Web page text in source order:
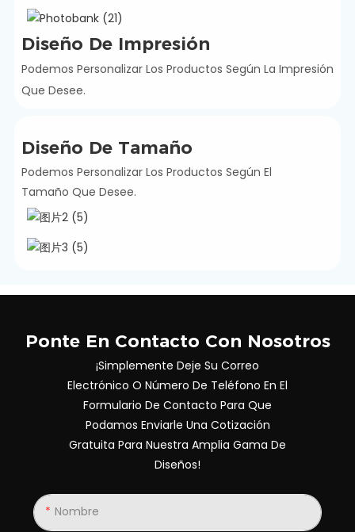
Diseño De Impresión
Podemos Personalizar Los Productos Según La Impresión
Que Desee.
Diseño De Tamaño
Podemos Personalizar Los Productos Según El
Tamaño Que Desee.
Ponte En Contacto Con Nosotros
¡Simplemente Deje Su Correo
Electrónico O Número De Teléfono En El
Formulario De Contacto Para Que
Podamos Enviarle Una Cotización
Gratuita Para Nuestra Amplia Gama De
Diseños!
Nombre